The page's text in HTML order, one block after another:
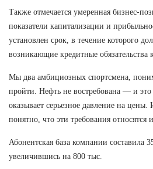
Также отмечается умеренная бизнес-
показатели капитализации и
установлен срок, в течение которого
возникающие кредитные обязательства
Мы два амбициозных спортсмена,
пройти. Нефть не востребована — и
оказывает серьезное давление на цены.
понятно, что эти требования относятся
Абонентская база компании составила
увеличившись на 800 тыс.